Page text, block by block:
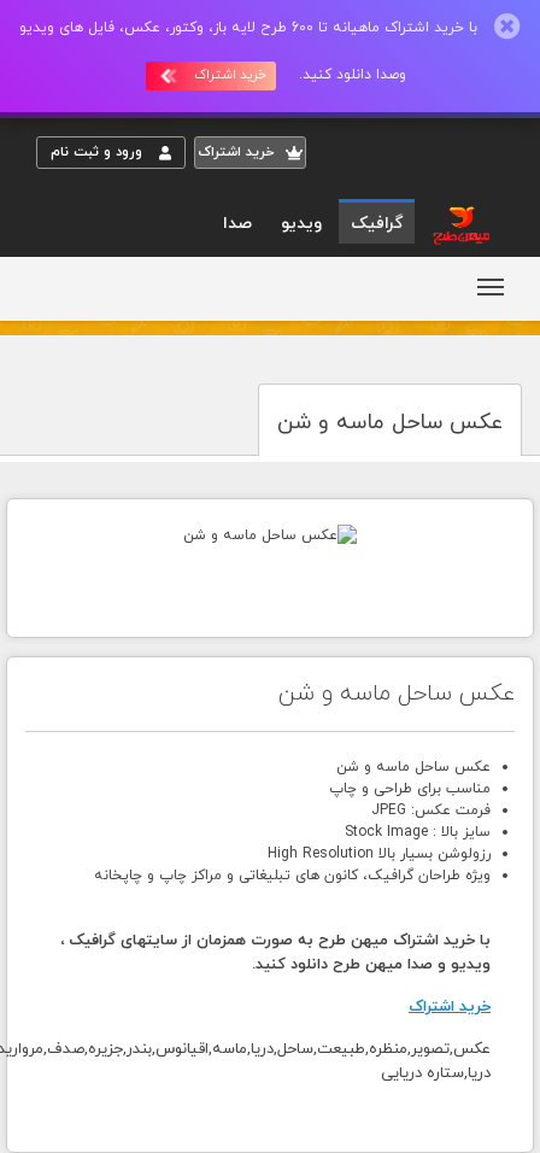
با خرید اشتراک ماهیانه تا 600 طرح لایه باز، وکتور، عکس، فایل های ویدیو
وصدا دانلود کنید. خرید اشتراک
خريد اشتراک ورود و ثبت نام
گرافیک ویدیو صدا
عکس ساحل ماسه و شن
عکس ساحل ماسه و شن
عکس ساحل ماسه و شن
مناسب برای طراحی و چاپ
فرمت عکس: JPEG
سایز بالا : Stock Image
رزولوشن بسیار بالا High Resolution
ویژه طراحان گرافیک، کانون های تبلیغاتی و مراکز چاپ و چاپخانه
با خرید اشتراک میهن طرح به صورت همزمان از سایتهای گرافیک ،
ویدیو و صدا میهن طرح دانلود کنید.
خرید اشتراک
دریا,ستاره دریایی